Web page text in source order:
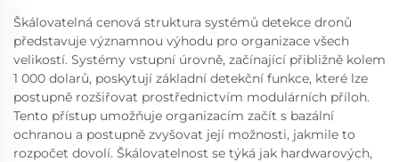
Škálovatelná cenová struktura systémů detekce dronů
představuje významnou výhodu pro organizace všech
velikostí. Systémy vstupní úrovně, začínající přibližně kolem
1 000 dolarů, poskytují základní detekční funkce, které lze
postupně rozšiřovat prostřednictvím modulárních příloh.
Tento přístup umožňuje organizacím začít s bazální
ochranou a postupně zvyšovat její možnosti, jakmile to
rozpočet dovolí. Škálovatelnost se týká jak hardwarových,